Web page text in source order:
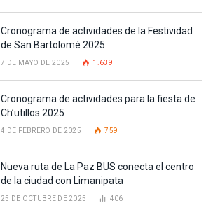
Cronograma de actividades de la Festividad
de San Bartolomé 2025
7 DE MAYO DE 2025 1.639
Cronograma de actividades para la fiesta de
Ch’utillos 2025
4 DE FEBRERO DE 2025 759
Nueva ruta de La Paz BUS conecta el centro
de la ciudad con Limanipata
25 DE OCTUBRE DE 2025 406